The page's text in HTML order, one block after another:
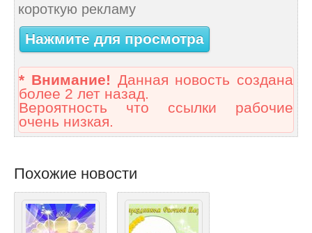
короткую рекламу
Нажмите для просмотра
* Внимание! Данная новость создана
более 2 лет назад.
Вероятность что ссылки рабочие
очень низкая.
Похожие новости